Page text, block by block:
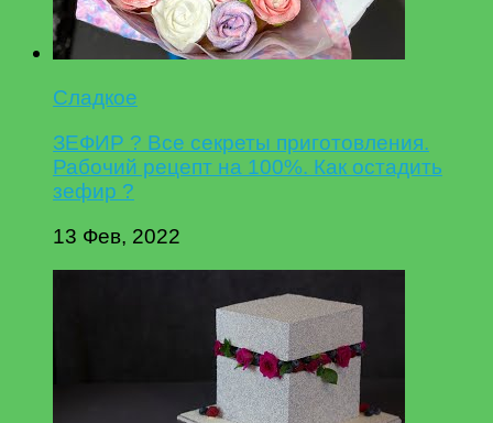
Сладкое
ЗЕФИР ? Все секреты приготовления.
Рабочий рецепт на 100%. Как остадить
зефир ?
13 Фев, 2022